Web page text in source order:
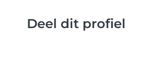
Deel dit profiel